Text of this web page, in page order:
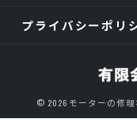
プライバシーポリ
© 2026 モーターの修理